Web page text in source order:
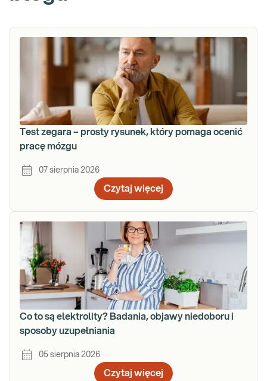
Test zegara – prosty rysunek, który pomaga ocenić
pracę mózgu
07 sierpnia 2026
Czytaj więcej
Co to są elektrolity? Badania, objawy niedoboru i
sposoby uzupełniania
05 sierpnia 2026
Czytaj więcej